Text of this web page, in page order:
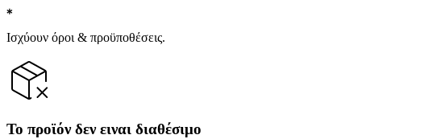
Ισχύουν όροι & προϋποθέσεις.
Το προϊόν δεν ειναι διαθέσιμο